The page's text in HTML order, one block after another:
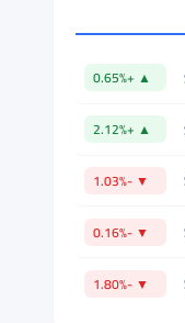
الهابطة
يكلف حاملي